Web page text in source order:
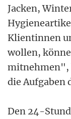
Jacken,
Klientinnen
wollen,
mitnehmen",
die Aufgaben
Den 24-